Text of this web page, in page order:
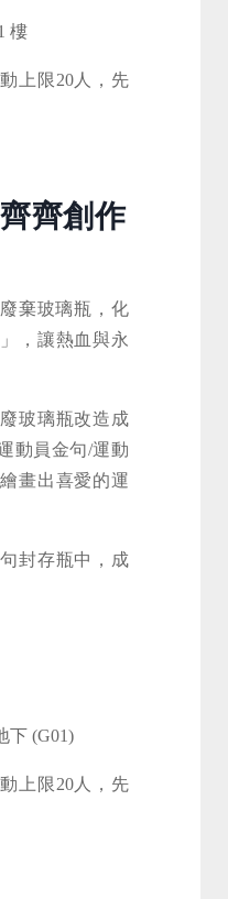
樓
上限20人，先
齊創作
棄玻璃瓶，化
，讓熱血與永
玻璃瓶改造成
動員金句/運動
畫出喜愛的運
封存瓶中，成
下 (G01)
上限20人，先